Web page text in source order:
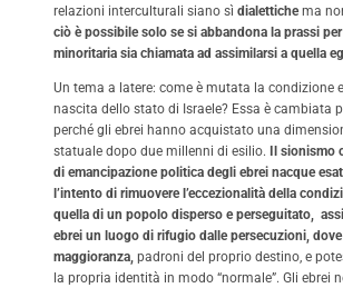
relazioni interculturali siano sì dialettichema
ciò è possibile solo se si abbandona la prassi
minoritaria sia chiamata ad assimilarsi a quella
Un tema a latere: come è mutata la condizione
nascita dello stato di Israele? Essa è cambiata
perché gli ebrei hanno acquistato una
statuale dopo due millenni di esilio.
Il sionismo
di emancipazione politica degli ebrei nacque
l’intento di rimuovere l’eccezionalità della
quella di un popolo disperso e perseguitato,
ebrei un luogo di rifugio dalle persecuzioni,
maggioranza, padroni del proprio destino, e
la propria identità in modo “normale”. Gli ebrei